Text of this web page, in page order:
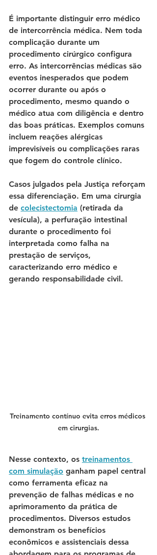
É importante distinguir erro médico
de intercorrência médica. Nem toda
complicação durante um
procedimento cirúrgico configura
erro. As intercorrências médicas são
eventos inesperados que podem
ocorrer durante ou após o
procedimento, mesmo quando o
médico atua com diligência e dentro
das boas práticas. Exemplos comuns
incluem reações alérgicas
imprevisíveis ou complicações raras
que fogem do controle clínico.
Casos julgados pela Justiça reforçam
essa diferenciação. Em uma cirurgia
de colecistectomia (retirada da
vesícula), a perfuração intestinal
durante o procedimento foi
interpretada como falha na
prestação de serviços,
caracterizando erro médico e
gerando responsabilidade civil.
Treinamento contínuo evita erros médicos
em cirurgias.
Nesse contexto, os treinamentos
com simulação ganham papel central
como ferramenta eficaz na
prevenção de falhas médicas e no
aprimoramento da prática de
procedimentos. Diversos estudos
demonstram os benefícios
econômicos e assistenciais dessa